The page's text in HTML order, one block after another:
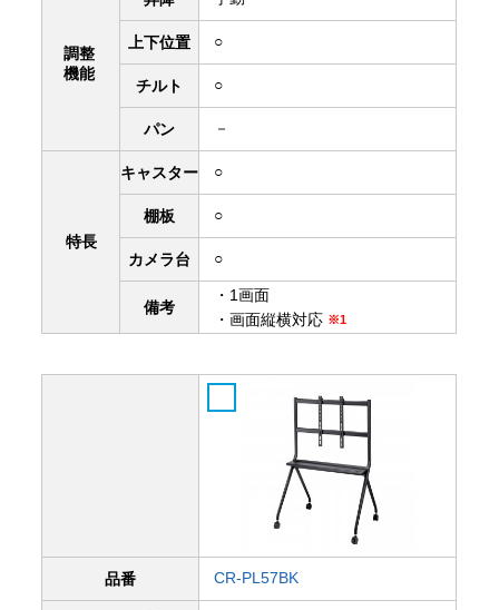
調整
機能
上下位置 ○
チルト ○
パン －
特長
キャスター ○
棚板 ○
カメラ台 ○
備考
・1画面
・画面縦横対応 ※1
品番 CR-PL57BK